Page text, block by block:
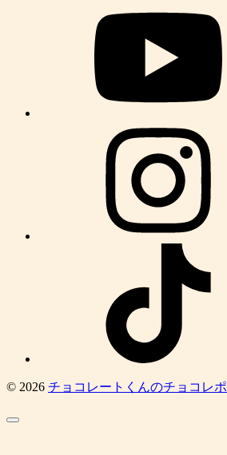
© 2026 チョコレートくんのチョコレポ